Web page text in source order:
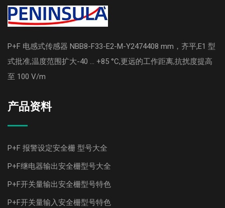
P+F 电感式传感器 NBB8-F33-E2-M-Y2474408 mm，齐平,E1 型
式批准,温度范围扩大-40 ... +85 °C,更远的工作距离,抗扰度提高
至 100 V/m
产品资料
P+F 报警设定安全栅 型号大全
P+F继电器输出安全栅型号大全
P+F开关量输出安全栅型号特色
P+F开关量输入安全栅型号特色